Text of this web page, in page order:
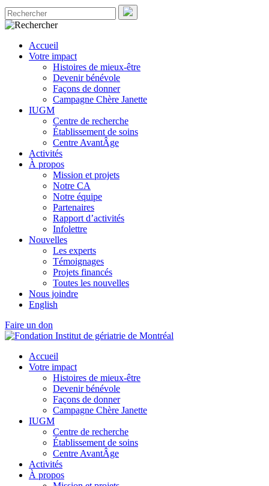
Accueil
Votre impact
Histoires de mieux-être
Devenir bénévole
Façons de donner
Campagne Chère Janette
IUGM
Centre de recherche
Établissement de soins
Centre AvantÂge
Activités
À propos
Mission et projets
Notre CA
Notre équipe
Partenaires
Rapport d’activités
Infolettre
Nouvelles
Les experts
Témoignages
Projets financés
Toutes les nouvelles
Nous joindre
English
Faire un don
Accueil
Votre impact
Histoires de mieux-être
Devenir bénévole
Façons de donner
Campagne Chère Janette
IUGM
Centre de recherche
Établissement de soins
Centre AvantÂge
Activités
À propos